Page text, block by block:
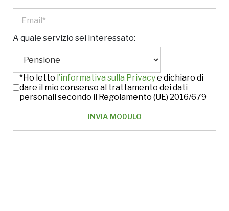
A quale servizio sei interessato:
*Ho letto l’informativa sulla Privacye dichiaro di
dare il mio consenso al trattamento dei dati
personali secondo il Regolamento (UE) 2016/679